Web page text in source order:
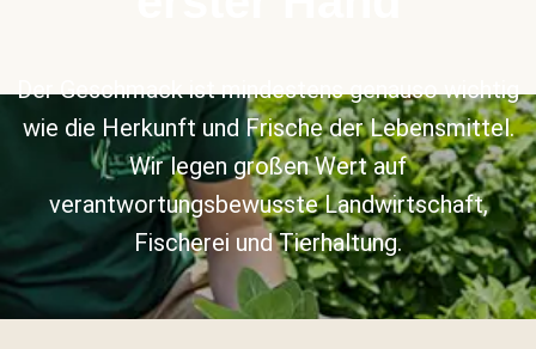
Der Geschmack ist mindestens genauso wichtig
wie die Herkunft und Frische der Lebensmittel.
Wir legen großen Wert auf
verantwortungsbewusste Landwirtschaft,
Fischerei und Tierhaltung.